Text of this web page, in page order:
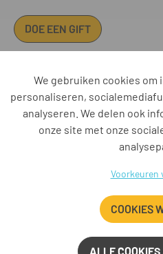
DOE EEN GIFT
Iridium Netwerk vzw •
AZ Klina • AZ Monica • AZ
Vitaz •
We gebruiken cookies
personaliseren,
analyseren. We delen ook
onze site met onze
Voorkeuren
COOKIES
ALLE